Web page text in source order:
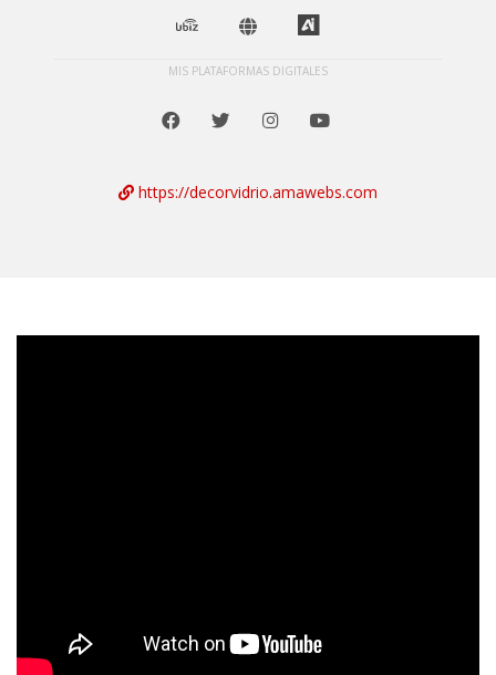
MIS PLATAFORMAS DIGITALES
https://decorvidrio.amawebs.com